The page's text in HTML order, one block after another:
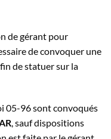
de gérant pour
de convoquer une
de statuer sur la
05-96 sont convoqués
, sauf dispositions